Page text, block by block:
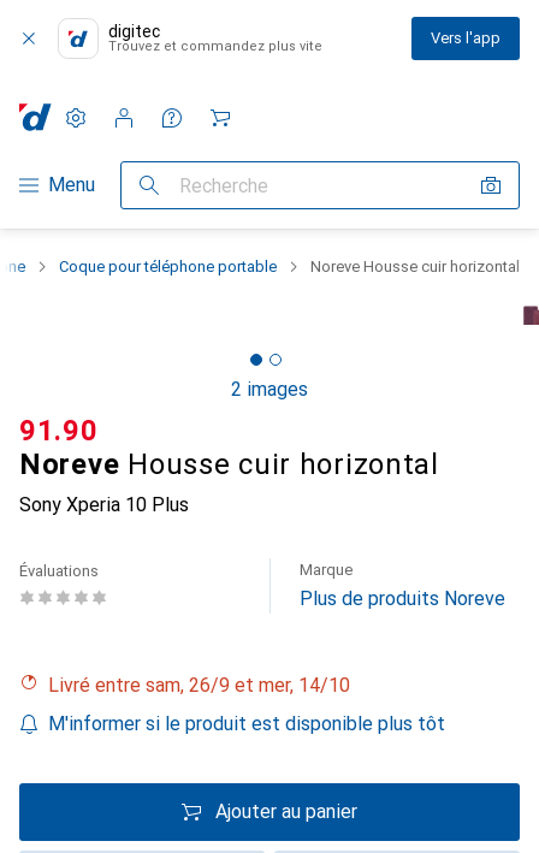
digitec
Trouvez et commandez plus vite Vers l'app
Navigation par catégorie
Menu Recherche
Paramètres
Compte client
Listes de comparaison
Listes d'envies
Panier
Coque pour téléphone portable Noreve Housse cuir horizontal
2 images
Noreve Housse cuir horizontal
Sony Xperia 10 Plus
CHF
91.90
Évaluations Marque
Plus de produits Noreve
Livré entre sam, 26/9 et mer, 14/10
M'informer si le produit est disponible plus tôt
Ajouter au panier